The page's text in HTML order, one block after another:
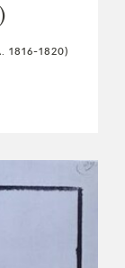
1816-1820)